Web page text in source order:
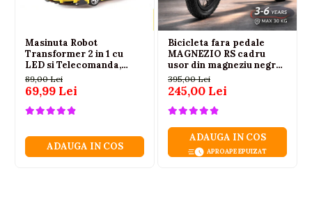
Masinuta Robot
Transformer 2 in 1 cu
LED si Telecomanda,
Scara 1:18, Galbena, 6 ani+
89,00 Lei
69,99 Lei
ADAUGA IN COS
Bicicleta fara pedale
MAGNEZIO RS cadru
usor din magneziu negru
3-6 ani
395,00 Lei
245,00 Lei
ADAUGA IN COS
APROAPE EPUIZAT